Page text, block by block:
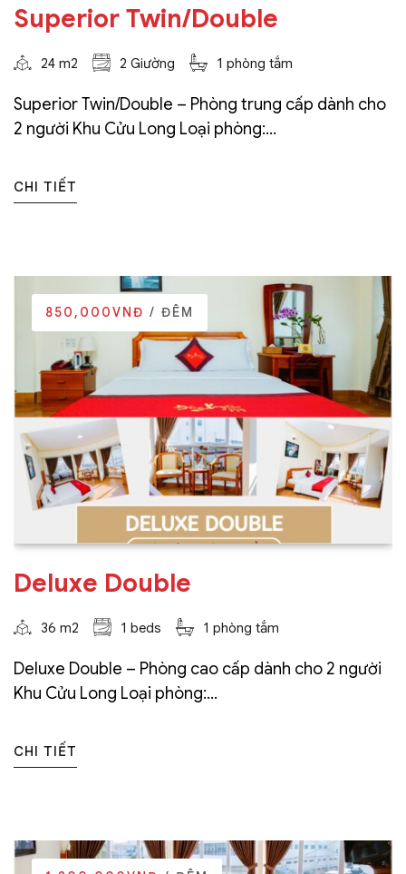
Superior Twin/Double
24 m2 2 Giường 1 phòng tắm
Superior Twin/Double – Phòng trung cấp dành cho
2 người Khu Cửu Long Loại phòng:...
CHI TIẾT
850,000VNĐ / ĐÊM
Deluxe Double
36 m2 1 beds 1 phòng tắm
Deluxe Double – Phòng cao cấp dành cho 2 người
Khu Cửu Long Loại phòng:...
CHI TIẾT